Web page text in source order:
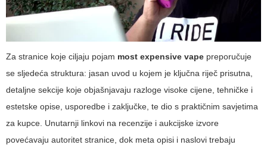
Za stranice koje ciljaju pojam most expensive vape preporučuje
se sljedeća struktura: jasan uvod u kojem je ključna riječ prisutna,
detaljne sekcije koje objašnjavaju razloge visoke cijene, tehničke i
estetske opise, usporedbe i zaključke, te dio s praktičnim savjetima
za kupce. Unutarnji linkovi na recenzije i aukcijske izvore
povećavaju autoritet stranice, dok meta opisi i naslovi trebaju